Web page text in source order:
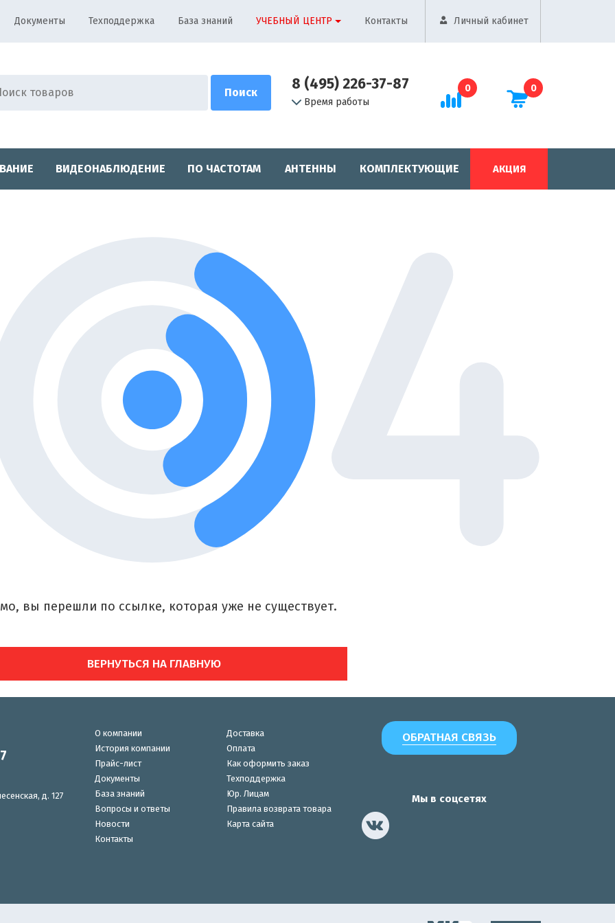
Документы Техподдержка База знаний УЧЕБНЫЙ ЦЕНТР Контакты Личный кабинет
8 (495) 226-37-87
Время работы
0 0
ВИДЕОНАБЛЮДЕНИЕ ПО ЧАСТОТАМ АНТЕННЫ КОМПЛЕКТУЮЩИЕ АКЦИЯ
вы перешли по ссылке, которая уже не существует.
ВЕРНУТЬСЯ НА ГЛАВНУЮ
д. 127
О компании
История компании
Прайс-лист
Документы
База знаний
Вопросы и ответы
Новости
Контакты
Доставка
Оплата
Как оформить заказ
Техподдержка
Юр. Лицам
Правила возврата товара
Карта сайта
ОБРАТНАЯ СВЯЗЬ
Мы в соцсетях